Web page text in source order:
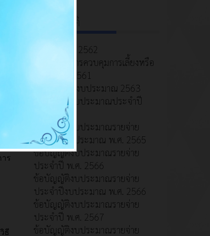
ข้อบัญญัติ
ข้อบัญญัติปี 2562
ข้อบัญญัติการควบคุมการเลี้ยงหรือ
ปล่อยสัตว์ 2561
ข้อบัญญัติปีงบประมาณ 2563
ข้อบัญญัติงบประมาณประจำปี
ข้อบัญญัติงบประมาณรายจ่าย
ประจำปีงบประมาณ พ.ศ. 2565
ข้อบัญญัติงบประมาณรายจ่าย
ประจำปี พ.ศ. 2566
ข้อบัญญัติงบประมาณรายจ่าย
ประจำปีงบประมาณ พ.ศ. 2566
ข้อบัญญัติงบประมาณรายจ่าย
ประจำปี พ.ศ. 2567
ข้อบัญญัติงบประมาณรายจ่าย